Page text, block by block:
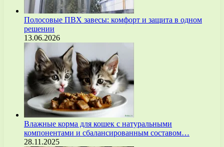
Полосовые ПВХ завесы: комфорт и защита в одном
решении
13.06.2026
Влажные корма для кошек с натуральными
компонентами и сбалансированным составом…
28.11.2025